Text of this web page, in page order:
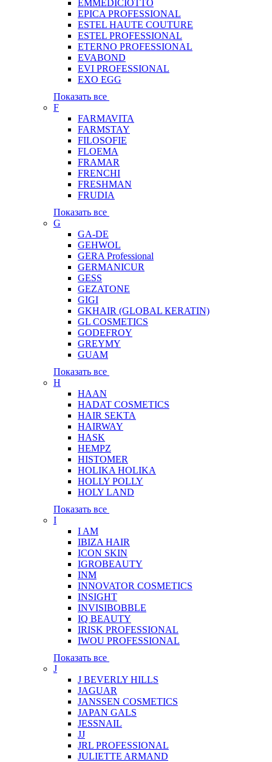
EMMEDICIOTTO
EPICA PROFESSIONAL
ESTEL HAUTE COUTURE
ESTEL PROFESSIONAL
ETERNO PROFESSIONAL
EVABOND
EVI PROFESSIONAL
EXO EGG
Показать все
F
FARMAVITA
FARMSTAY
FILOSOFIE
FLOEMA
FRAMAR
FRENCHI
FRESHMAN
FRUDIA
Показать все
G
GA-DE
GEHWOL
GERA Professional
GERMANICUR
GESS
GEZATONE
GIGI
GKHAIR (GLOBAL КЕRATIN)
GL COSMETICS
GODEFROY
GREYMY
GUAM
Показать все
H
HAAN
HADAT COSMETICS
HAIR SEKTA
HAIRWAY
HASK
HEMPZ
HISTOMER
HOLIKA HOLIKA
HOLLY POLLY
HOLY LAND
Показать все
I
I AM
IBIZA HAIR
ICON SKIN
IGROBEAUTY
INM
INNOVATOR COSMETICS
INSIGHT
INVISIBOBBLE
IQ BEAUTY
IRISK PROFESSIONAL
IWOU PROFESSIONAL
Показать все
J
J BEVERLY HILLS
JAGUAR
JANSSEN COSMETICS
JAPAN GALS
JESSNAIL
JJ
JRL PROFESSIONAL
JULIETTE ARMAND